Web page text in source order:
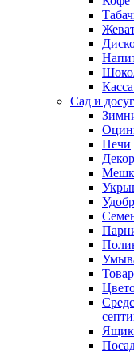
Сад и досуг
Печи